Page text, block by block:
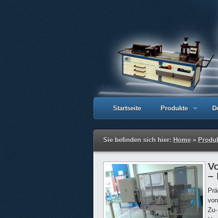
Startseite Produkte
Sie befinden sich hier: Home »
–